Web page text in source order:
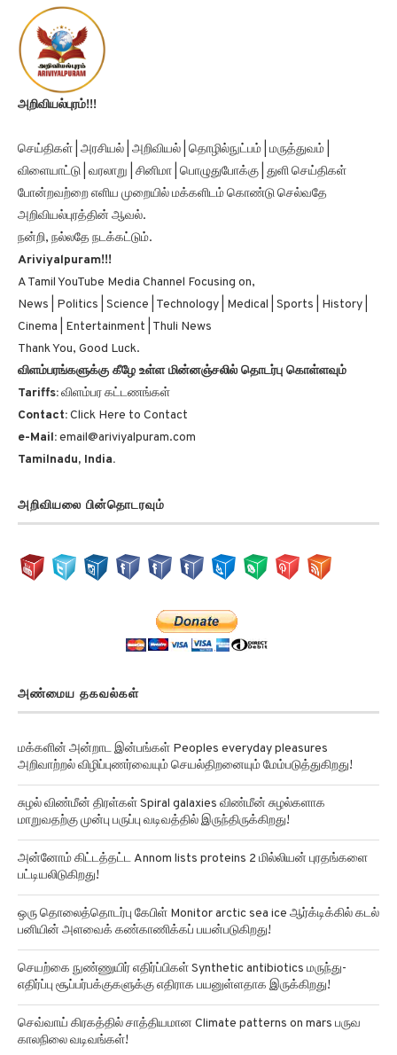
அறிவியல்புரம்!!!
விளையாட்டு | வரலாறு | சினிமா | பொழுதுபோக்கு | துளி செய்திகள்
போன்றவற்றை எளிய முறையில் மக்களிடம் கொண்டு செல்வதே
அறிவியல்புரத்தின் ஆவல்.
நன்றி, நல்லதே நடக்கட்டும்.
Ariviyalpuram!!!
A Tamil YouTube Media Channel Focusing on,
News | Politics | Science | Technology | Medical | Sports | History |
Cinema | Entertainment | Thuli News
Thank You, Good Luck.
விளம்பரங்களுக்கு கீழே உள்ள மின்னஞ்சலில் தொடர்பு கொள்ளவும்
Tariffs:விளம்பர கட்டணங்கள்
Contact:Click Here to Contact
e-Mail: email@ariviyalpuram.com
Tamilnadu, India.
அறிவாற்றல் விழிப்புணர்வையும் செயல்திறனையும் மேம்படுத்துகிறது!
சுழல் விண்மீன் திரள்கள் Spiral galaxies விண்மீன் சுழல்களாக
மாறுவதற்கு முன்பு பருப்பு வடிவத்தில் இருந்திருக்கிறது!
அன்னோம் கிட்டத்தட்ட Annom lists proteins 2 மில்லியன் புரதங்களை
பட்டியலிடுகிறது!
ஒரு தொலைத்தொடர்பு கேபிள் Monitor arctic sea ice ஆர்க்டிக்கில் கடல்
பனியின் அளவைக் கண்காணிக்கப் பயன்படுகிறது!
செயற்கை நுண்ணுயிர் எதிர்ப்பிகள் Synthetic antibiotics மருந்து-
எதிர்ப்பு சூப்பர்பக்குகளுக்கு எதிராக பயனுள்ளதாக இருக்கிறது!
செவ்வாய் கிரகத்தில் சாத்தியமான Climate patterns on mars பருவ
காலநிலை வடிவங்கள்!